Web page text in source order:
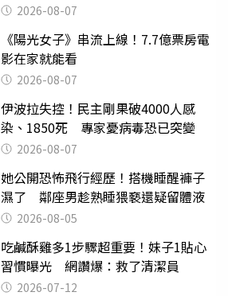
2026-08-07
《陽光女子》串流上線！7.7億票房電
影在家就能看
2026-08-07
伊波拉失控！民主剛果破4000人感
染、1850死 專家憂病毒恐已突變
2026-08-07
她公開恐怖飛行經歷！搭機睡醒褲子
濕了 鄰座男趁熟睡猥褻還疑留體液
2026-08-05
吃鹹酥雞多1步驟超重要！妹子1貼心
習慣曝光 網讚爆：救了清潔員
2026-07-12